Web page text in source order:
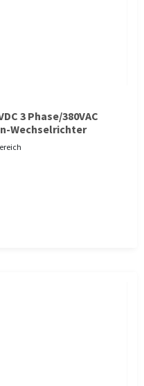
3 Phase/380VAC
Wechselrichter